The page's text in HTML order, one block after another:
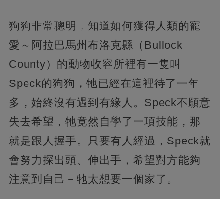
狗狗非常聰明，知道如何獲得人類的寵
愛～阿拉巴馬州布洛克縣（Bullock
County）的動物收容所裡有一隻叫
Speck的狗狗，牠已經在這裡待了一年
多，始終沒有遇到有緣人。Speck不願意
失去希望，牠竟然自學了一項技能，那
就是跟人握手。只要有人經過，Speck就
會努力探出頭、伸出手，希望對方能夠
注意到自己－牠太想要一個家了。